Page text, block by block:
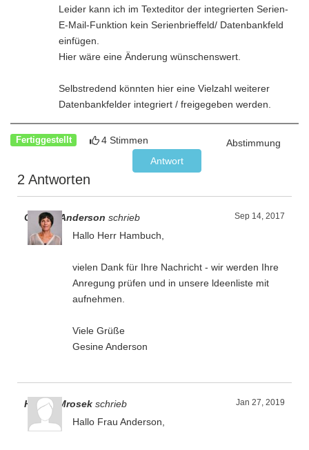
Leider kann ich im Texteditor der integrierten Serien-
E-Mail-Funktion kein Serienbrieffeld/ Datenbankfeld
einfügen.
Hier wäre eine Änderung wünschenswert.
Selbstredend könnten hier eine Vielzahl weiterer
Datenbankfelder integriert / freigegeben werden.
Fertiggestellt 4 Stimmen
Abstimmung
Antwort
2 Antworten
Sep 14, 2017
Gesine Anderson schrieb
Hallo Herr Hambuch,
vielen Dank für Ihre Nachricht - wir werden Ihre
Anregung prüfen und in unsere ldeenliste mit
aufnehmen.
Viele Grüße
Gesine Anderson
Jan 27, 2019
Holger Mrosek schrieb
Hallo Frau Anderson,